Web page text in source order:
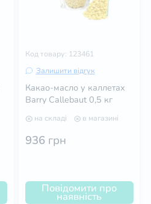
Код товару: 123461
Залишити відгук
Какао-масло у каллетах
Barry Callebaut 0,5 кг
на складі в магазині
936 грн
Повідомити про
наявність